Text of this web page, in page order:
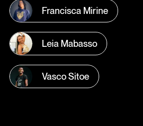
Francisca Mirine
Leia Mabasso
Vasco Sitoe